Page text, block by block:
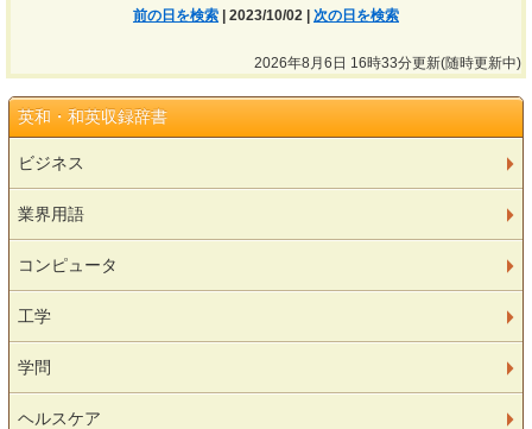
前の日を検索 | 2023/10/02 | 次の日を検索
2026年8月6日 16時33分更新(随時更新中)
英和・和英収録辞書
ビジネス
業界用語
コンピュータ
工学
学問
ヘルスケア